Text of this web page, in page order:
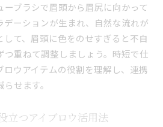
ーブラシで眉頭から眉尻に向かって
ーションが生まれ、自然な流れが
て、眉頭に色をのせすぎると不自
重ねて調整しましょう。時短で仕
ウアイテムの役割を理解し、連携
せます。
立つアイブロウ活用法